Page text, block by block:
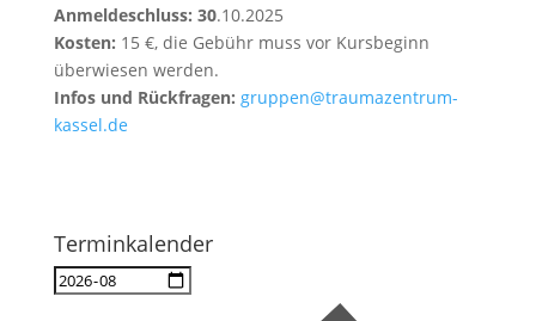
Anmeldeschluss: 30.10.2025
Kosten: 15 €, die Gebühr muss vor Kursbeginn
überwiesen werden.
Infos und Rückfragen: gruppen@traumazentrum-
kassel.de
Terminkalender